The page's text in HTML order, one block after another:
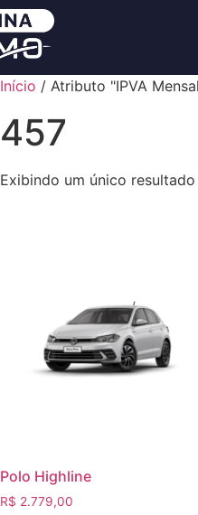
Início / Atributo "IPVA
457
Exibindo um único resultado
Polo Highline
R$ 2.779,00